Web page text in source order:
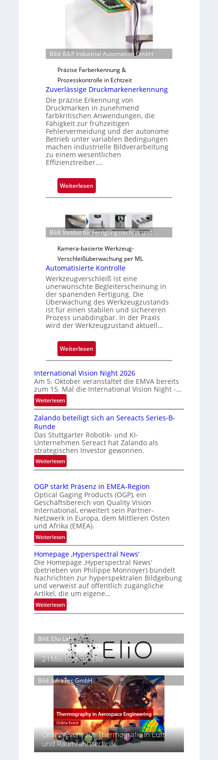
a
i
l
o
e
t
i
g
u
n
g
a
u
s
Bild: B&R Industrial Automation GmbH
Präzise Farberkennung &
Prozesskontrolle in Echtzeit
Zuverlässige Druckmarkenerkennung
Die präzise Erkennung von
Druckmarken in zunehmend
farbkritischen Anwendungen, die
Fähigkeit zur frühzeitigen
Fehlervermeidung und der autonome
Betrieb unter variablen Bedingungen
machen industrielle Bildverarbeitung
zu einem wesentlichen
Effizienztreiber.…
Weiterlesen
Z
v
e
r
l
ä
s
s
g
e
D
r
k
a
r
e
n
e
r
k
n
u
n
g
Bild: Institut für Fertigungstechnik und
Kamera-basierte Werkzeug-
Verschleißüberwachung per ML
Automatisierte Kontrolle
Werkzeugverschleiß ist eine
unerwünschte Begleiterscheinung in
der spanenden Fertigung. Die
Überwachung des Werkzeugzustands
ist für einen stabilen und sichereren
Prozess unabdingbar. In der Praxis
wird der Werkzeugzustand aktuell…
Weiterlesen
A
t
o
a
t
s
i
r
e
K
o
n
o
l
l
e
International Vision Night 2026
Am 5. Oktober veranstaltet die EMVA bereits
zum 15. Mal die International Vision Night -…
Weiterlesen:
I
n
e
r
n
a
o
n
a
V
i
s
i
o
n
N
i
h
0
2
6
Zalando beteiligt sich an Sereacts Series-B-
Runde
Das Stuttgarter Robotik- und KI-
Unternehmen Sereact hat Zalando als
strategischen Investor gewonnen.
Weiterlesen:
Z
l
a
n
d
o
e
t
e
i
l
i
g
t
c
h
a
n
e
a
c
t
s
S
OGP stärkt Präsenz in EMEA-Region
Optical Gaging Products (OGP), ein
Geschäftsbereich von Quality Vision
International, erweitert sein Partner-
Netzwerk in Europa, dem Mittleren Osten
und Afrika (EMEA).
Weiterlesen:
O
G
P
s
t
ä
r
k
r
ä
s
e
n
z
E
M
E
A
-
Homepage ‚Hyperspectral News‘
Die Homepage ‚Hyperspectral News‘
(betrieben von Philippe Monnoyer) bündelt
Nachrichten zur hyperspektralen Bildgebung
und verweist auf öffentlich zugängliche
Artikel, die um eigene…
Weiterlesen:
H
m
e
p
a
g
e
‚
p
e
r
s
p
Bild: Elio Labs.
21Mio.US$ für Elio
Bild: InfraTec GmbH
Online-Event zur Thermografie in Luft-
und Raumfahrttechnik